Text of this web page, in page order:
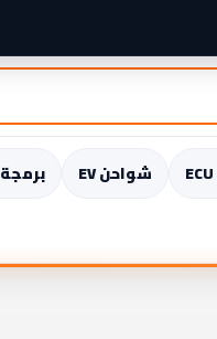
شواحن EV برمجة ONLINE